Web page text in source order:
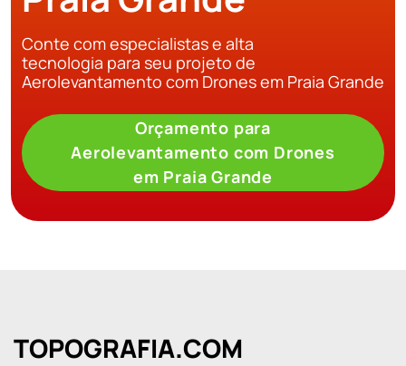
Conte com especialistas e alta
tecnologia para seu projeto de
Aerolevantamento com Drones em Praia Grande
Orçamento para
Aerolevantamento com Drones
em Praia Grande
TOPOGRAFIA.COM